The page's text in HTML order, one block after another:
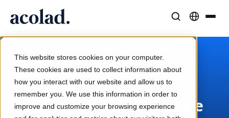
This website stores cookies on your computer.
These cookies are used to collect information about
how you interact with our website and allow us to
remember you. We use this information in order to
improve and customize your browsing experience
Traduzione
Velocità dell’IA, precisione umana
Interpretariato
Lia Translate
Traduzioni istantanee coerenti con il brand
Connettività
Case di successo
Risultati concreti dai nostri clienti
Articoli
Informazioni su Acolad
Sostenibilità
Riconoscimento vocale automatico
Riconoscimento vocale